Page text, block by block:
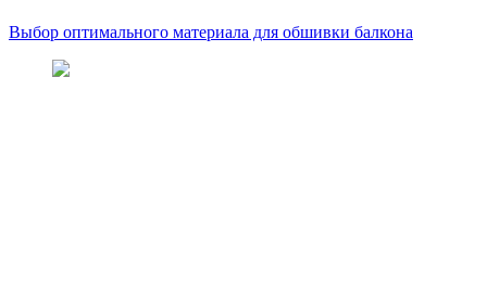
Выбор оптимального материала для обшивки балкона